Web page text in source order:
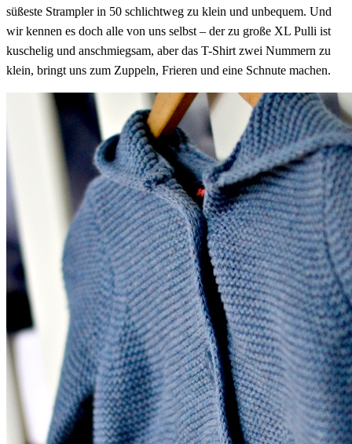
süßeste Strampler in 50 schlichtweg zu klein und unbequem. Und
wir kennen es doch alle von uns selbst – der zu große XL Pulli ist
kuschelig und anschmiegsam, aber das T-Shirt zwei Nummern zu
klein, bringt uns zum Zuppeln, Frieren und eine Schnute machen.